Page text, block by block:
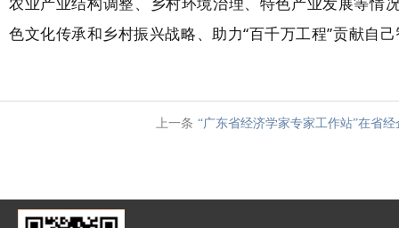
色文化传承和乡村振兴战略、助力“百千万工程”贡献自
上一条 “广东省经济学家专家工作站”在省